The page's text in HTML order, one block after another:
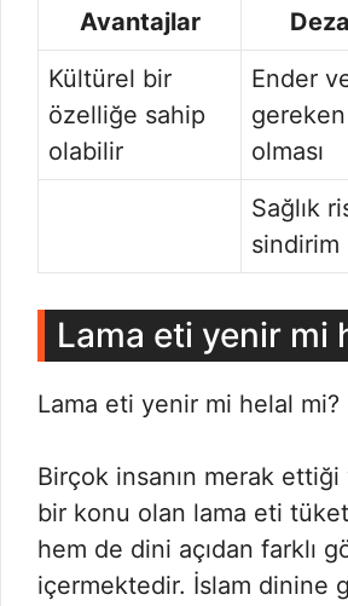
Avantajlar
Kültürel bir
özelliğe sahip
olabilir
Ender
olması
Sağlık
sindirim
Lama eti yenir mi
Lama eti yenir mi helal mi?
Birçok insanın merak ettiği
bir konu olan lama eti
hem de dini açıdan farklı
içermektedir. İslam dinine